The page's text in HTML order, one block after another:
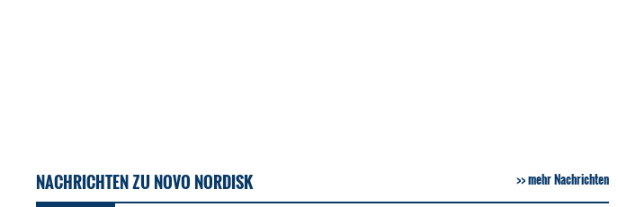
NACHRICHTEN ZU NOVO NORDISK mehr Nachrichten